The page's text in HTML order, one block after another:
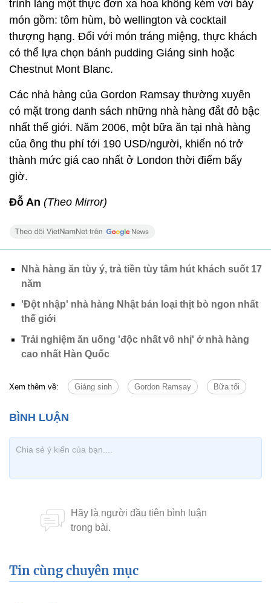
trình làng một thực đơn xa hoa không kém với bảy
món gồm: tôm hùm, bò wellington và cocktail
thượng hạng. Đối với món tráng miệng, thực khách
có thể lựa chọn bánh pudding Giáng sinh hoặc
Chestnut Mont Blanc.
Các nhà hàng của Gordon Ramsay thường xuyên
có mặt trong danh sách những nhà hàng đắt đỏ bậc
nhất thế giới. Năm 2006, một bữa ăn tại nhà hàng
của ông thu phí tới 190 USD/người, khiến nó trở
thành mức giá cao nhất ở London thời điểm bấy
giờ.
Đỗ An (Theo Mirror)
Nhà hàng ăn tùy ý, trả tiền tùy tâm hút khách suốt 17
năm
'Đột nhập' nhà hàng Nhật bán loại thịt bò ngon nhất
thế giới
Trải nghiệm ăn uống 'độc nhất vô nhị' ở nhà hàng
cao nhất Hàn Quốc
Xem thêm về: Giáng sinh Gordon Ramsay Bữa tối
Tin cùng chuyên mục